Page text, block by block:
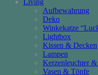
Living
Aufbewahrung
Deko
Winkekatze
Lightbox
Kissen & Decken
Lampen
Kerzenleuchter
Vasen & Töpfe